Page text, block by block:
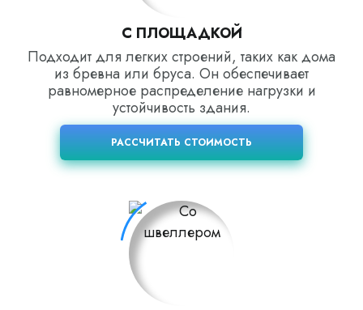
С ПЛОЩАДКОЙ
Подходит для легких строений, таких как дома
из бревна или бруса. Он обеспечивает
равномерное распределение нагрузки и
устойчивость здания.
РАССЧИТАТЬ СТОИМОСТЬ